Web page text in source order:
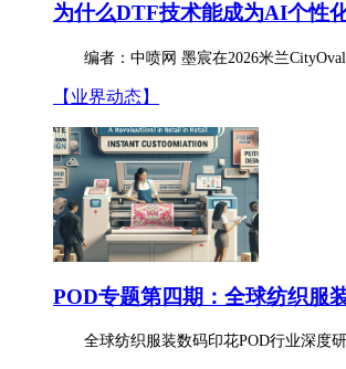
为什么DTF技术能成为AI个性
编者：中喷网 墨宸在2026米兰
【业界动态】
POD专题第四期：全球纺织服
全球纺织服装数码印花POD行业深度